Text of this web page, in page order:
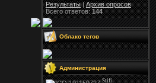
Результаты|Архив опросов
Всего ответов:144
Облако тегов
Администрация
Stifi